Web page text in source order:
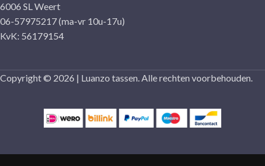
6006 SL Weert
06-57975217 (ma-vr 10u-17u)
KvK: 56179154
Copyright © 2026 | Luanzo tassen. Alle rechten voorbehouden.